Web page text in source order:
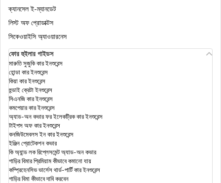
একজন ইনস্যুরেন্স পিওএসপি (POSP) হওয়ার 10টি সবচেয়ে ভালো
ক্যানসেল ই-ম্যানডেট
লিস্ট অফ প্রোডাক্টস
সিকেওয়াইসি অ্যাওয়ারনেস
ফোর হুইলার গাইডস
মারুতি সুজুকি কার ইনশুরেন্স
হোন্ডা কার ইনশুরেন্স
কিয়া কার ইনশুরেন্স
হুন্ডাই ক্রেটা ইনশুরেন্স
সিএনজি কার ইনশুরেন্স
কমপেয়ার কার ইনশুরেন্স
অ্যাড-অন কভার ফর ইলেকট্রিক কার ইনশুরেন্স
টাইপস অফ কার ইনশুরেন্স
কনজিউমেবলস ইন কার ইনশুরেন্স
ইঞ্জিন প্রোটেকশন কভার
কি অ্যান্ড লক রিপ্লেসমেন্ট অ্যাড-অন কভার
গাড়ির বিমার প্রিমিয়াম কীভাবে কমানো যায়
কম্প্রিহেনসিভ ভার্সেস থার্ড-পার্টি কার ইনশুরেন্স
গাড়ির বিমা কীভাবে দাবি করবেন